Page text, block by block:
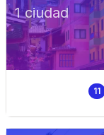
1ciudad
11